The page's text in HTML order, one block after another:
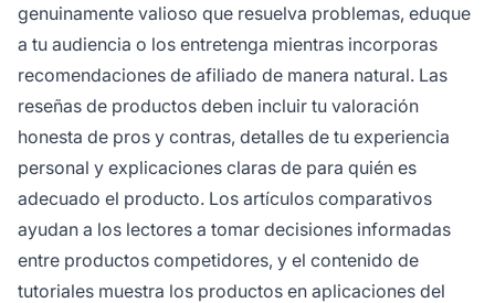
genuinamente valioso que resuelva problemas, eduque
a tu audiencia o los entretenga mientras incorporas
recomendaciones de afiliado de manera natural. Las
reseñas de productos deben incluir tu valoración
honesta de pros y contras, detalles de tu experiencia
personal y explicaciones claras de para quién es
adecuado el producto. Los artículos comparativos
ayudan a los lectores a tomar decisiones informadas
entre productos competidores, y el contenido de
tutoriales muestra los productos en aplicaciones del